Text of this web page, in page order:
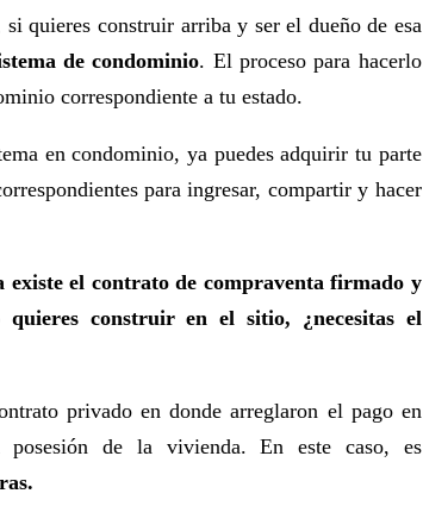
quieres construir arriba y ser el dueño de esa
de condominio. El proceso para hacerlo
correspondiente a tu estado.
en condominio, ya puedes adquirir tu parte
para ingresar, compartir y hacer
existe el contrato de compraventa firmado y
construir en el sitio, ¿necesitas el
privado en donde arreglaron el pago en
de la vivienda. En este caso, es